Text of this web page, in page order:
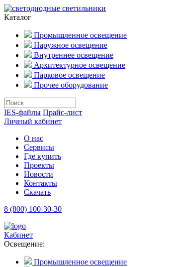
Каталог
Промышленное освещение
Наружное освещение
Внутреннее освещение
Архитектурное освещение
Парковое освещение
Прочее оборудование
IES-файлы Прайс-лист
Личный кабинет
О нас
Сервисы
Где купить
Проекты
Новости
Контакты
Скачать
8 (800) 100-30-30
Кабинет
Освещение:
Промышленное освещение